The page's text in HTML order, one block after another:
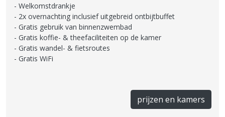
Welkomstdrankje
2x overnachting inclusief uitgebreid ontbijtbuffet
Gratis gebruik van binnenzwembad
Gratis koffie- & theefaciliteiten op de kamer
Gratis wandel- & fietsroutes
Gratis WiFi
prijzen en kamers